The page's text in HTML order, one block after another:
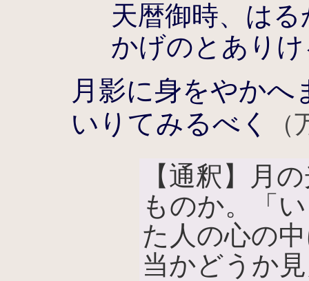
天暦御時、は
かげのとあり
月影に身をやか
いりてみるべく
【通釈】月
ものか。「
た人の心の
当かどうか